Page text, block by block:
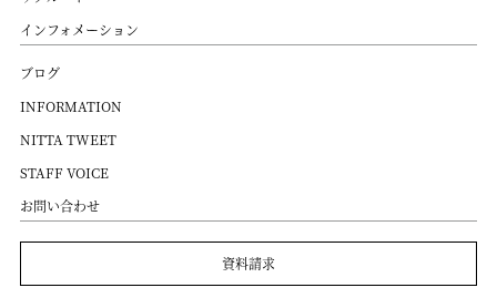
インフォメーション
ブログ
INFORMATION
NITTA TWEET
STAFF VOICE
お問い合わせ
資料請求